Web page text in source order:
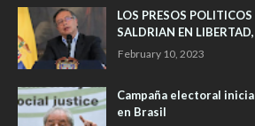
LOS PRESOS
SALDRIAN EN
February 10, 2023
Campaña electoral
en Brasil